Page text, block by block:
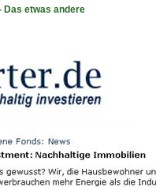
Das etwas andere